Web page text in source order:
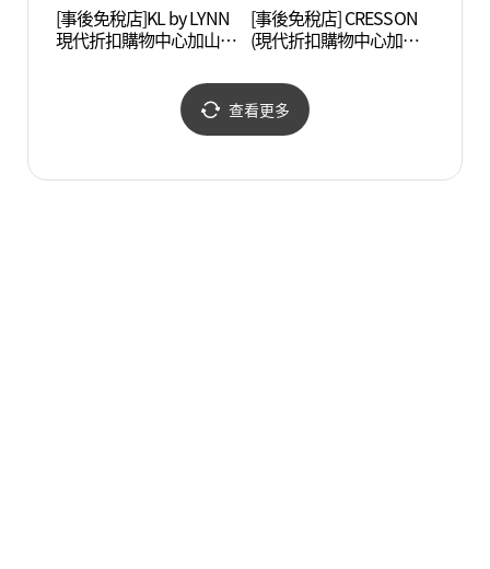
[事後免稅店]KL by LYNN
現代折扣購物中心加山店
[事後免稅店] CRESSON
(現代折扣購物中心加山
산점)
查看更多